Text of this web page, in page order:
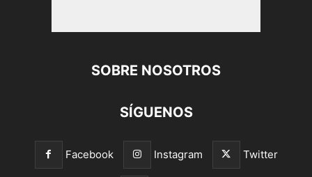
SOBRE NOSOTROS
SÍGUENOS
Facebook Instagram Twitter